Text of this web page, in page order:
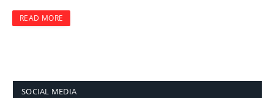
READ MORE
SOCIAL MEDIA